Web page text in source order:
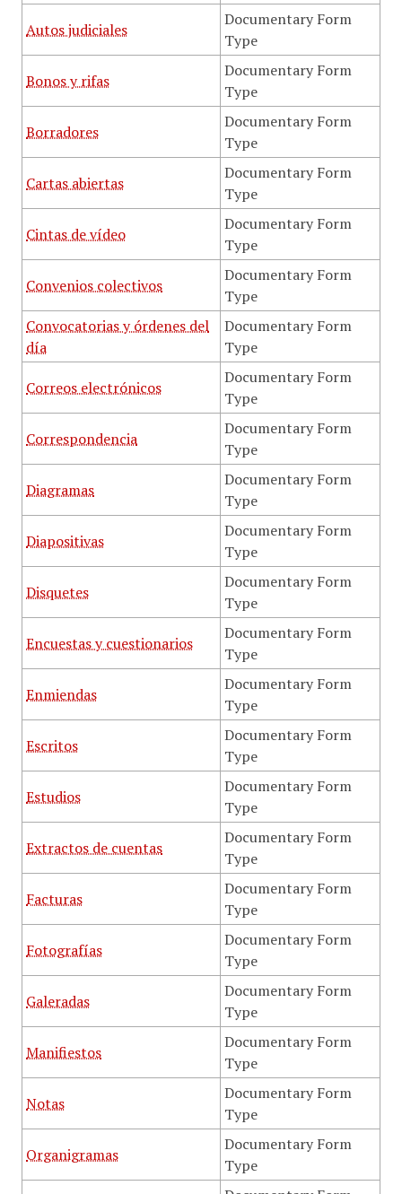
Autos judiciales
Documentary Form
Type
Bonos y rifas
Documentary Form
Type
Borradores
Documentary Form
Type
Cartas abiertas
Documentary Form
Type
Cintas de vídeo
Documentary Form
Type
Convenios colectivos
Documentary Form
Type
Convocatorias y órdenes del
día
Documentary Form
Type
Correos electrónicos
Documentary Form
Type
Correspondencia
Documentary Form
Type
Diagramas
Documentary Form
Type
Diapositivas
Documentary Form
Type
Disquetes
Documentary Form
Type
Encuestas y cuestionarios
Documentary Form
Type
Enmiendas
Documentary Form
Type
Escritos
Documentary Form
Type
Estudios
Documentary Form
Type
Extractos de cuentas
Documentary Form
Type
Facturas
Documentary Form
Type
Fotografías
Documentary Form
Type
Galeradas
Documentary Form
Type
Manifiestos
Documentary Form
Type
Notas
Documentary Form
Type
Organigramas
Documentary Form
Type